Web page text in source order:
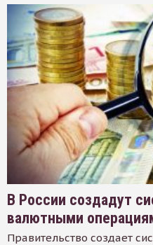
В России создадут
валютными
Правительство создает